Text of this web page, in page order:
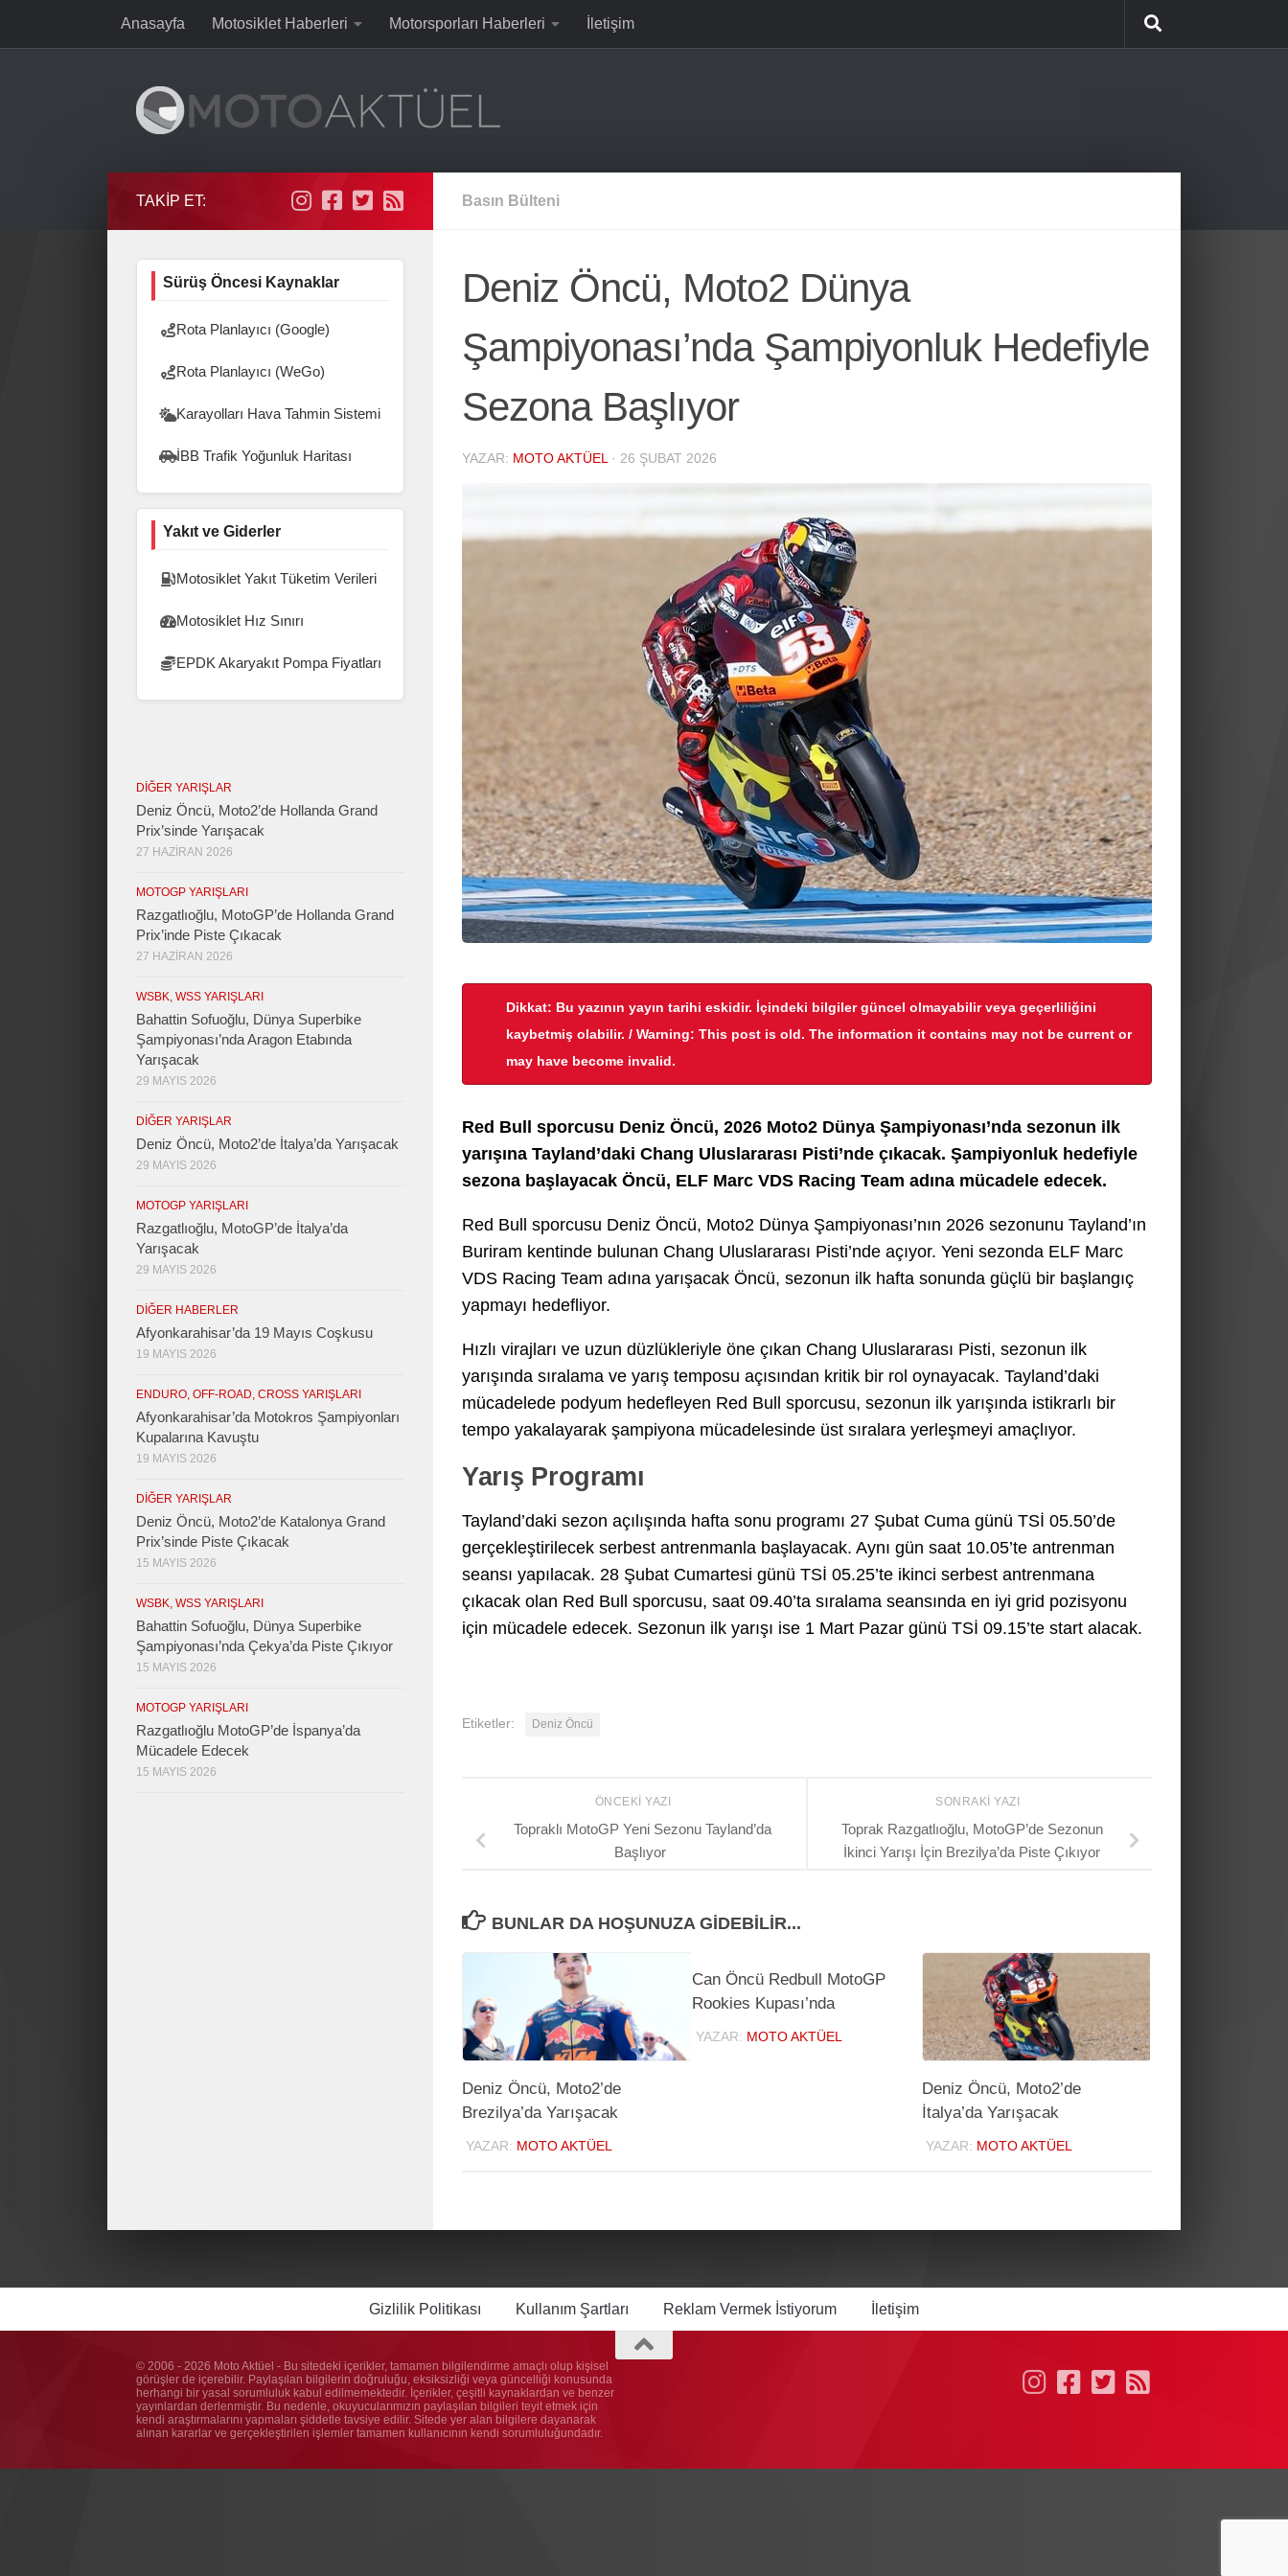
Skip to contentAnasayfa Motosiklet Haberleri Motorsporları Haberleri İletişim
Basın Bülteni
Deniz Öncü, Moto2 Dünya
Şampiyonası’nda Şampiyonluk Hedefiyle
Sezona Başlıyor
YAZAR: MOTO AKTÜEL · 26 ŞUBAT 2026
Dikkat: Bu yazının yayın tarihi eskidir. İçindeki bilgiler güncel olmayabilir veya geçerliliğini
kaybetmiş olabilir. / Warning: This post is old. The information it contains may not be current or
may have become invalid.
Red Bull sporcusu Deniz Öncü, 2026 Moto2 Dünya Şampiyonası’nda sezonun ilk
yarışına Tayland’daki Chang Uluslararası Pisti’nde çıkacak. Şampiyonluk hedefiyle
sezona başlayacak Öncü, ELF Marc VDS Racing Team adına mücadele edecek.
Red Bull sporcusu Deniz Öncü, Moto2 Dünya Şampiyonası’nın 2026 sezonunu Tayland’ın
Buriram kentinde bulunan Chang Uluslararası Pisti’nde açıyor. Yeni sezonda ELF Marc
VDS Racing Team adına yarışacak Öncü, sezonun ilk hafta sonunda güçlü bir başlangıç
yapmayı hedefliyor.
Hızlı virajları ve uzun düzlükleriyle öne çıkan Chang Uluslararası Pisti, sezonun ilk
yarışında sıralama ve yarış temposu açısından kritik bir rol oynayacak. Tayland’daki
mücadelede podyum hedefleyen Red Bull sporcusu, sezonun ilk yarışında istikrarlı bir
tempo yakalayarak şampiyona mücadelesinde üst sıralara yerleşmeyi amaçlıyor.
Yarış Programı
Tayland’daki sezon açılışında hafta sonu programı 27 Şubat Cuma günü TSİ 05.50’de
gerçekleştirilecek serbest antrenmanla başlayacak. Aynı gün saat 10.05’te antrenman
seansı yapılacak. 28 Şubat Cumartesi günü TSİ 05.25’te ikinci serbest antrenmana
çıkacak olan Red Bull sporcusu, saat 09.40’ta sıralama seansında en iyi grid pozisyonu
için mücadele edecek. Sezonun ilk yarışı ise 1 Mart Pazar günü TSİ 09.15’te start alacak.
Etiketler: Deniz Öncü
SONRAKI YAZI
Toprak Razgatlıoğlu, MotoGP’de Sezonun
İkinci Yarışı İçin Brezilya’da Piste Çıkıyor
ÖNCEKI YAZI
Topraklı MotoGP Yeni Sezonu Tayland’da
Başlıyor
BUNLAR DA HOŞUNUZA GIDEBILIR...
Deniz Öncü, Moto2’de
Brezilya’da Yarışacak
YAZAR: MOTO AKTÜEL
Can Öncü Redbull MotoGP
Rookies Kupası’nda
YAZAR: MOTO AKTÜEL
Deniz Öncü, Moto2’de
İtalya’da Yarışacak
YAZAR: MOTO AKTÜEL
TAKIP ET:
Sürüş Öncesi Kaynaklar
Rota Planlayıcı (Google)
Rota Planlayıcı (WeGo)
Karayolları Hava Tahmin Sistemi
İBB Trafik Yoğunluk Haritası
Yakıt ve Giderler
Motosiklet Yakıt Tüketim Verileri
Motosiklet Hız Sınırı
EPDK Akaryakıt Pompa Fiyatları
DIĞER YARIŞLAR
Deniz Öncü, Moto2’de Hollanda Grand
Prix’sinde Yarışacak
27 HAZIRAN 2026
MOTOGP YARIŞLARI
Razgatlıoğlu, MotoGP’de Hollanda Grand
Prix’inde Piste Çıkacak
27 HAZIRAN 2026
WSBK, WSS YARIŞLARI
Bahattin Sofuoğlu, Dünya Superbike
Şampiyonası’nda Aragon Etabında
Yarışacak
29 MAYIS 2026
DIĞER YARIŞLAR
Deniz Öncü, Moto2’de İtalya’da Yarışacak
29 MAYIS 2026
MOTOGP YARIŞLARI
Razgatlıoğlu, MotoGP’de İtalya’da
Yarışacak
29 MAYIS 2026
DIĞER HABERLER
Afyonkarahisar’da 19 Mayıs Coşkusu
19 MAYIS 2026
ENDURO, OFF-ROAD, CROSS YARIŞLARI
Afyonkarahisar’da Motokros Şampiyonları
Kupalarına Kavuştu
19 MAYIS 2026
DIĞER YARIŞLAR
Deniz Öncü, Moto2’de Katalonya Grand
Prix’sinde Piste Çıkacak
15 MAYIS 2026
WSBK, WSS YARIŞLARI
Bahattin Sofuoğlu, Dünya Superbike
Şampiyonası’nda Çekya’da Piste Çıkıyor
15 MAYIS 2026
MOTOGP YARIŞLARI
Razgatlıoğlu MotoGP’de İspanya’da
Mücadele Edecek
15 MAYIS 2026
Gizlilik Politikası Kullanım Şartları Reklam Vermek İstiyorum İletişim
© 2006 - 2026 Moto Aktüel - Bu sitedeki içerikler, tamamen bilgilendirme amaçlı olup kişisel
görüşler de içerebilir. Paylaşılan bilgilerin doğruluğu, eksiksizliği veya güncelliği konusunda
herhangi bir yasal sorumluluk kabul edilmemektedir. İçerikler, çeşitli kaynaklardan ve benzer
yayınlardan derlenmiştir. Bu nedenle, okuyucularımızın paylaşılan bilgileri teyit etmek için
kendi araştırmalarını yapmaları şiddetle tavsiye edilir. Sitede yer alan bilgilere dayanarak
alınan kararlar ve gerçekleştirilen işlemler tamamen kullanıcının kendi sorumluluğundadır.